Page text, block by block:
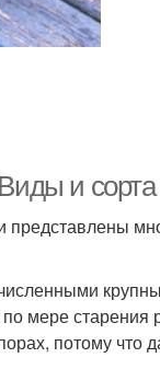
и сорта
мере старения
потому что